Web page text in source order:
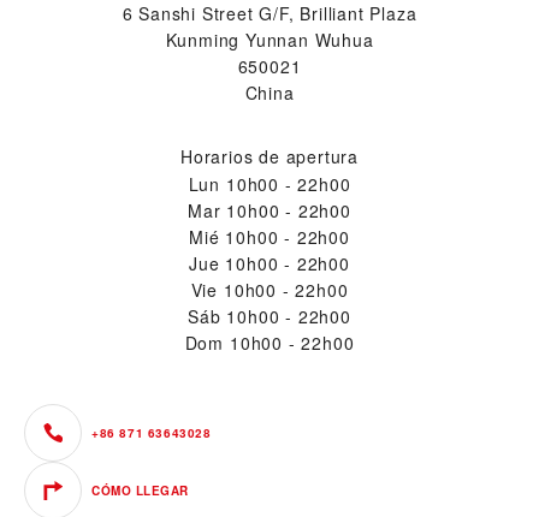
6 Sanshi Street G/F, Brilliant Plaza
Kunming Yunnan Wuhua
650021
China
Horarios de apertura
Lun 10h00 - 22h00
Mar 10h00 - 22h00
Mié 10h00 - 22h00
Jue 10h00 - 22h00
Vie 10h00 - 22h00
Sáb 10h00 - 22h00
Dom 10h00 - 22h00
+86 871 63643028
CÓMO LLEGAR